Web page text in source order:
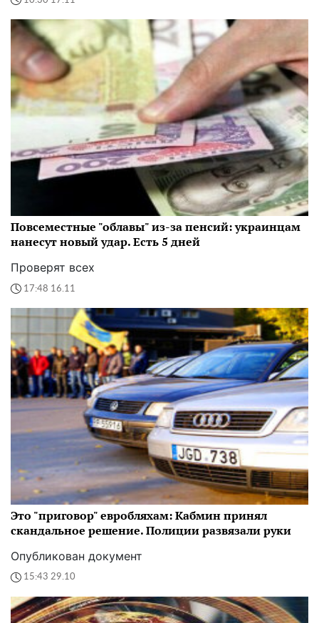
Повсеместные "облавы" из-за пенсий: украинцам
нанесут новый удар. Есть 5 дней
Проверят всех
17:48 16.11
Это "приговор" евробляхам: Кабмин принял
скандальное решение. Полиции развязали руки
Опубликован документ
15:43 29.10